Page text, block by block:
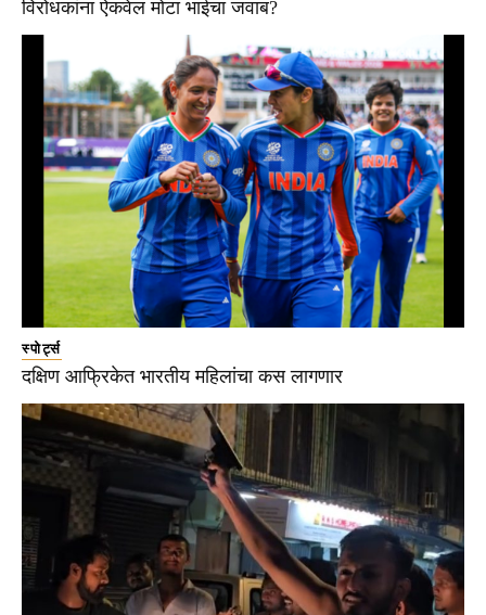
विरोधकांना ऐकवेल मोटा भाईचा जवाब?
स्पोर्ट्स
दक्षिण आफ्रिकेत भारतीय महिलांचा कस लागणार